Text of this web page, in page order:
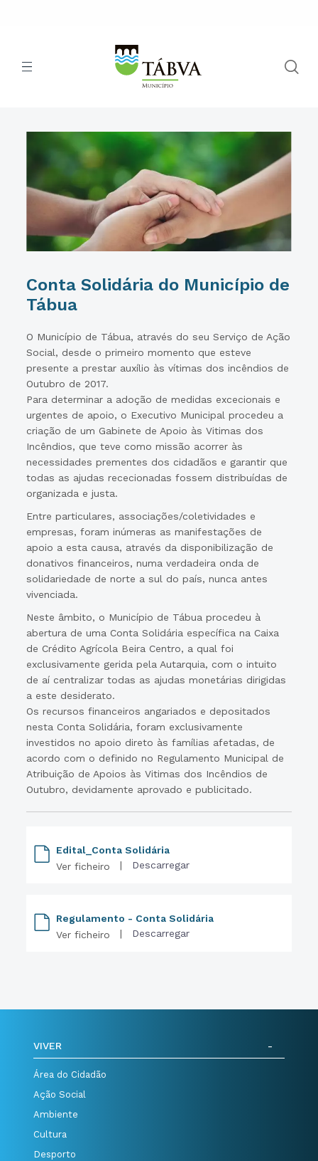
Conta Solidária do Município de
Tábua
O Município de Tábua, através do seu Serviço de Ação
Social, desde o primeiro momento que esteve
presente a prestar auxílio às vítimas dos incêndios de
Outubro de 2017.
Para determinar a adoção de medidas excecionais e
urgentes de apoio, o Executivo Municipal procedeu a
criação de um Gabinete de Apoio às Vitimas dos
Incêndios, que teve como missão acorrer às
necessidades prementes dos cidadãos e garantir que
todas as ajudas rececionadas fossem distribuídas de
organizada e justa.
Entre particulares, associações/coletividades e
empresas, foram inúmeras as manifestações de
apoio a esta causa, através da disponibilização de
donativos financeiros, numa verdadeira onda de
solidariedade de norte a sul do país, nunca antes
vivenciada.
Neste âmbito, o Município de Tábua procedeu à
abertura de uma Conta Solidária específica na Caixa
de Crédito Agrícola Beira Centro, a qual foi
exclusivamente gerida pela Autarquia, com o intuito
de aí centralizar todas as ajudas monetárias dirigidas
a este desiderato.
Os recursos financeiros angariados e depositados
nesta Conta Solidária, foram exclusivamente
investidos no apoio direto às famílias afetadas, de
acordo com o definido no Regulamento Municipal de
Atribuição de Apoios às Vitimas dos Incêndios de
Outubro, devidamente aprovado e publicitado.
Edital_Conta Solidária
Ver ficheiro
| Descarregar
Regulamento - Conta Solidária
Ver ficheiro
| Descarregar
VIVER
Área do Cidadão
Ação Social
Ambiente
Cultura
Desporto